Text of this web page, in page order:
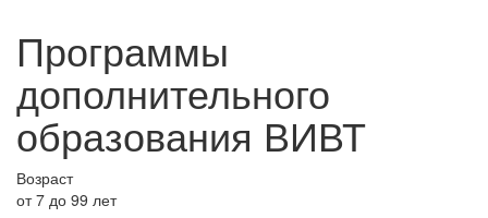
Программы
дополнительного
образования ВИВТ
Возраст
от 7 до 99 лет